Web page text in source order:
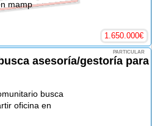
mamp
1.650.000€
PARTICULAR
asesoría/gestoría para
busca
oficina en